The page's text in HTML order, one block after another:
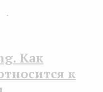
Как
к